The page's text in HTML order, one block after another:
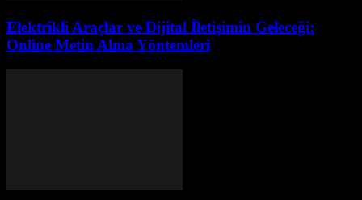
Elektrikli Araçlar ve Dijital İletişimin Geleceği:
Online Metin Alma Yöntemleri